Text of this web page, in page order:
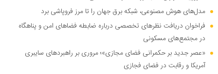
مدل‌های هوش مصنوعی، شبکه برق جهان را تا مرز فروپاشی برد
فراخوان دریافت نظر‌های تخصصی درباره ضابطه فضا‌های امن و پناهگاه
در مجتمع‌های مسکونی
«عصر جدید بر حکمرانی فضای مجازی»؛ مروری بر راهبرد‌های سایبری
آمریکا و رقابت در فضای فجازی